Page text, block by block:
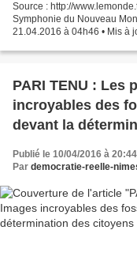
Source : http://
Symphonie du Nouveau
21.04.2016 à 04h46 • Mis à
PARI TENU : Les
incroyables des
devant la
Publié le 10/04/2016 à 20:44
Par democratie-reelle-